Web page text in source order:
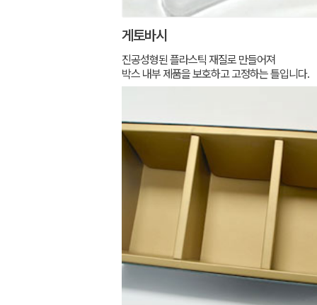
게토바시
진공성형된 플라스틱 재질로 만들어져
박스 내부 제품을 보호하고 고정하는 틀입니다.